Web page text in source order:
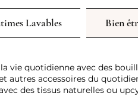
Lavables Bien
vie quotidienne avec des
autres accessoires du
des tissus naturelles ou